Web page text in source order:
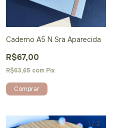
Caderno A5 N Sra Aparecida
R$67,00
R$63,65 com Pix
Comprar
1 / 2